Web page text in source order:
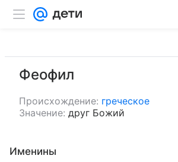
Феофил
Происхождение: греческое
Значение: друг Божий
Именины